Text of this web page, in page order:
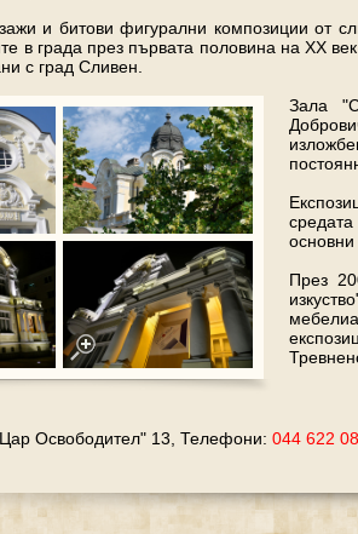
и битови фигурални композиции от
в града през първата половина на ХХ
с град Сливен.
Зала
През
Освободител" 13, Телефони: 044 622